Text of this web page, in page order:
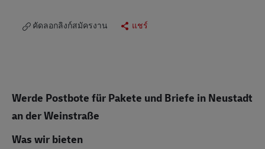
คัดลอกลิงก์สมัครงาน แชร์
Werde Postbote für Pakete und Briefe in Neustadt
an der Weinstraße
Was wir bieten